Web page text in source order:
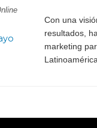
Con una
resultados,
marketing
Latinoamérica.